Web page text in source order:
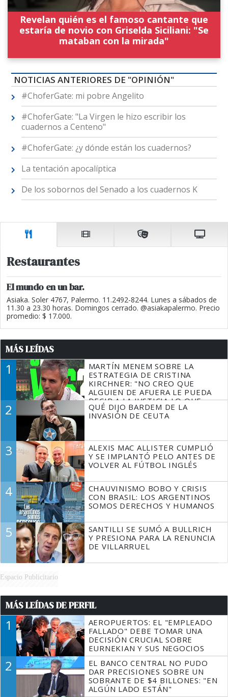
Revelan quién es el famoso cantante que
estaría de novio con Griselda Siciliani: "Se
mataban con la mirada"
NOTICIAS ANTERIORES DE "OPINIÓN"
#ChoferGate: mi pobre Angelito
#ChoferGate: "La Virgen le hizo escribir los
cuadernos a Centeno"
#ChoferGate: ¿y dónde están los cuadernos?
La tentación apocalíptica
De los sobornos del Senado a los cuadernos K
Restaurantes
El mundo en un bar.
Asiaka. Soler 4767, Palermo. 11.2492-8244. Lunes a sábados de
11.30 a 23.30 horas. Domingos cerrado. @asiakapalermo. Precio
promedio: $ 17.000.
MÁS LEÍDAS
1
MARTÍN MENEM SOBRE LA
ESTRATEGIA DE CRISTINA
KIRCHNER: "NO CREO QUE
ALGUIEN DE AFUERA LE PUEDA
DECIR A LA JUSTICIA LO QUE
TIENE QUE HACER"
2
QUÉ DIJO BARDEM DE LA
INVASIÓN DE CEUTA
3
ALEXIS MAC ALLISTER CUMPLIÓ
Y SE IMPLANTÓ PELO ANTES DE
VOLVER AL FÚTBOL INGLÉS
4
CHAUVINISMO BOBO Y CRISIS
CON BRASIL: LOS ARGENTINOS
SOMOS DERECHOS Y HUMANOS
5
SANTILLI SE SUMÓ A BULLRICH
Y PRESIONA PARA LA RENUNCIA
DE VILLARRUEL
Espacio Publicitario
MÁS LEÍDAS DE PERFIL
1
AEROPUERTOS: EL "EMPLEADO
FALLADO" DEBE TOMAR UNA
DECISIÓN CRUCIAL SOBRE
EURNEKIAN Y SUS NEGOCIOS
2
EL BANCO CENTRAL NO PUDO
DAR PRECISIONES SOBRE UN
SOBRANTE DE $4 BILLONES: "EN
ALGÚN LADO ESTÁN"